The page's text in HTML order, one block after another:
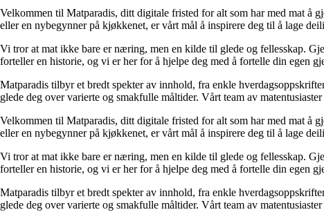
Velkommen til Matparadis, ditt digitale fristed for alt som har med mat å
eller en nybegynner på kjøkkenet, er vårt mål å inspirere deg til å lage
Vi tror at mat ikke bare er næring, men en kilde til glede og fellesskap.
forteller en historie, og vi er her for å hjelpe deg med å fortelle din egen
Matparadis tilbyr et bredt spekter av innhold, fra enkle
glede deg over varierte og smakfulle måltider. Vårt team av
Velkommen til Matparadis, ditt digitale fristed for alt som har med mat å
eller en nybegynner på kjøkkenet, er vårt mål å inspirere deg til å lage
Vi tror at mat ikke bare er næring, men en kilde til glede og fellesskap.
forteller en historie, og vi er her for å hjelpe deg med å fortelle din egen
Matparadis tilbyr et bredt spekter av innhold, fra enkle
glede deg over varierte og smakfulle måltider. Vårt team av